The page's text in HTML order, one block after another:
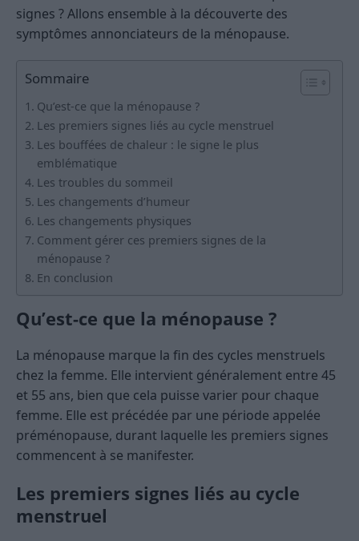
signes ? Allons ensemble à la découverte des
symptômes annonciateurs de la ménopause.
Sommaire
Qu’est-ce que la ménopause ?
Les premiers signes liés au cycle menstruel
Les bouffées de chaleur : le signe le plus
emblématique
Les troubles du sommeil
Les changements d’humeur
Les changements physiques
Comment gérer ces premiers signes de la
ménopause ?
En conclusion
Qu’est-ce que la ménopause ?
La ménopause marque la fin des cycles menstruels
chez la femme. Elle intervient généralement entre 45
et 55 ans, bien que cela puisse varier pour chaque
femme. Elle est précédée par une période appelée
préménopause, durant laquelle les premiers signes
commencent à se manifester.
Les premiers signes liés au cycle
menstruel